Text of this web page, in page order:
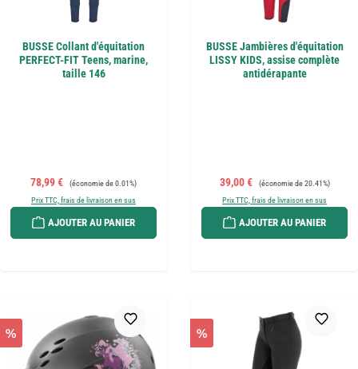
BUSSE Collant d'équitation
PERFECT-FIT Teens, marine,
taille 146
Prix de vente :
78,99 € Prix régulier :
(économie de 0.01%)
Prix TTC, frais de livraison en sus
AJOUTER AU PANIER
BUSSE Jambières d'équitation
LISSY KIDS, assise complète
antidérapante
Prix de vente :
39,00 € Prix régulier :
(économie de 20.41%)
Prix TTC, frais de livraison en sus
AJOUTER AU PANIER
% %